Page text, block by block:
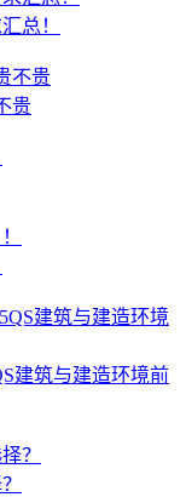
总！
贵
建筑与建造环境前